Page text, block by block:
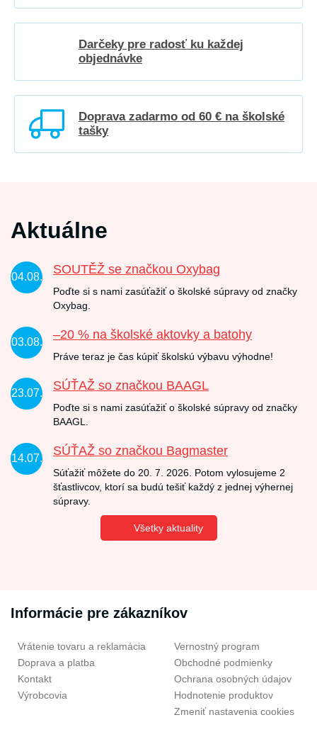
Darčeky pre radosť ku každej
objednávke
Doprava zadarmo od 60 € na školské
tašky
Aktuálne
04.08.
SOUTĚŽ se značkou Oxybag
Poďte si s nami zasúťažiť o školské súpravy od značky
Oxybag.
03.08.
–20 % na školské aktovky a batohy
Práve teraz je čas kúpiť školskú výbavu výhodne!
23.07.
SÚŤAŽ so značkou BAAGL
Poďte si s nami zasúťažiť o školské súpravy od značky
BAAGL.
14.07.
SÚŤAŽ so značkou Bagmaster
Súťažiť môžete do 20. 7. 2026. Potom vylosujeme 2
šťastlivcov, ktorí sa budú tešiť každý z jednej výhernej
súpravy.
Všetky aktuality
Informácie pre zákazníkov
Vrátenie tovaru a reklamácia
Doprava a platba
Kontakt
Výrobcovia
Vernostný program
Obchodné podmienky
Ochrana osobných údajov
Hodnotenie produktov
Zmeniť nastavenia cookies